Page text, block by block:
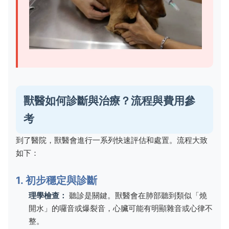
獸醫如何診斷與治療？流程與費用參
考
到了醫院，獸醫會進行一系列快速評估和處置。流程大致
如下：
1. 初步穩定與診斷
理學檢查： 聽診是關鍵。獸醫會在肺部聽到類似「燒
開水」的囉音或爆裂音，心臟可能有明顯雜音或心律不
整。